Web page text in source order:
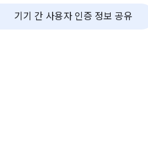
기기 간 사용자 인증 정보 공유